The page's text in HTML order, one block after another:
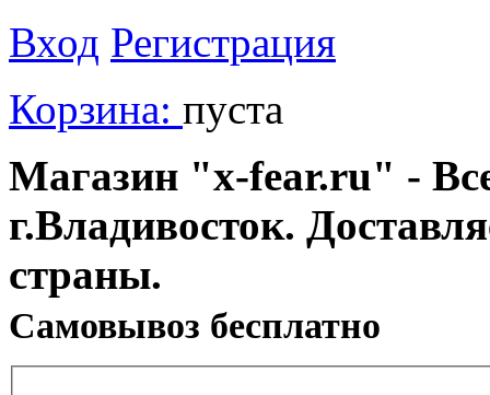
Вход Регистрация
Корзина: пуста
Магазин "x-fear.ru" -
г.Владивосток.
страны.
Cамовывоз бесплатно